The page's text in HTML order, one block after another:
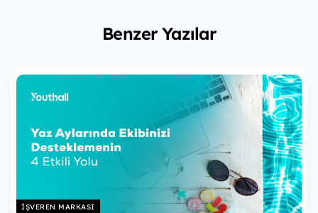
Benzer Yazılar
İŞVEREN MARKASI